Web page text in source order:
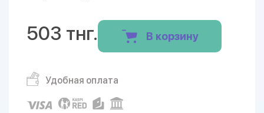
503 тнг. В корзину
Удобная оплата